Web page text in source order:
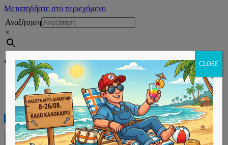
Μεταπηδήστε στο περιεχόμενο
Αναζήτηση
×
Εγγραφή
Αρχική
CLOSE